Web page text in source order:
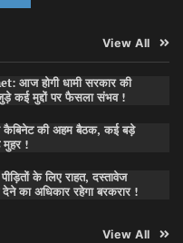
View All
आज होगी धामी सरकार की
कई मुद्दों पर फैसला संभव !
की अहम बैठक, कई बड़े
मुहर !
के लिए राहत, दस्तावेज
देने का अधिकार रहेगा बरकरार !
View All